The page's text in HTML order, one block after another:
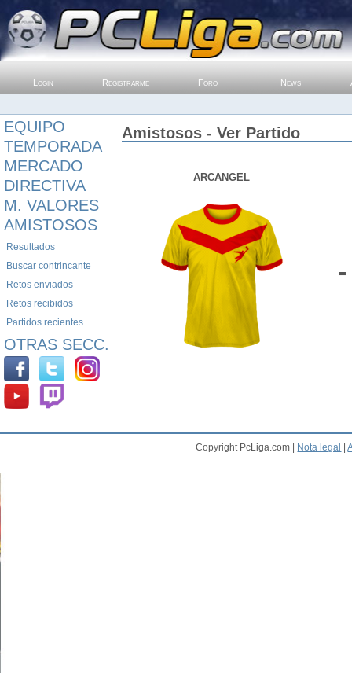
Login Registrarme Foro News
EQUIPO
TEMPORADA
MERCADO
DIRECTIVA
M. VALORES
AMISTOSOS
Resultados
Buscar contrincante
Retos enviados
Retos recibidos
Partidos recientes
OTRAS SECC.
Amistosos - Ver Partido
ARCANGEL
-
Copyright PcLiga.com | Nota legal |